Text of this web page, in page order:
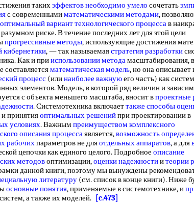
такихэффектов необходимо умело сочетать
с современнымиматематическими методами,
вариант технологического процессав
риске. В течение последних лет для этой цели
прогрессивные методы, использующие достижения
кибернетики, — так называемаястратегия разработки
Как и прииспользовании методамасштабирования,
составляетсяматематическая модель, но она описывает
процесс (илинаиболее важнуюего часть) как
элементов. Модель, в которой ряд величин и
с объекта меньшего масштаба, вносит впроектные
. Системотехника включаеттакже способы
и принятияоптимальных решенийпри проектировании в
условиях. Важным преимуществом комплексного
описания процессаявляется,возможность
рабочихпараметров не дляотдельных аппаратов, а для
цепочки как единого целого. Подробное описание
методовоптимизации,оценки надежностиитеории
данной книги, поэтому мы вынуждены
литературу (см. список в конце книги). Ниже
основные понятия, применяемые в системотехнике, и
систем, а также их моделей.
[c.473]